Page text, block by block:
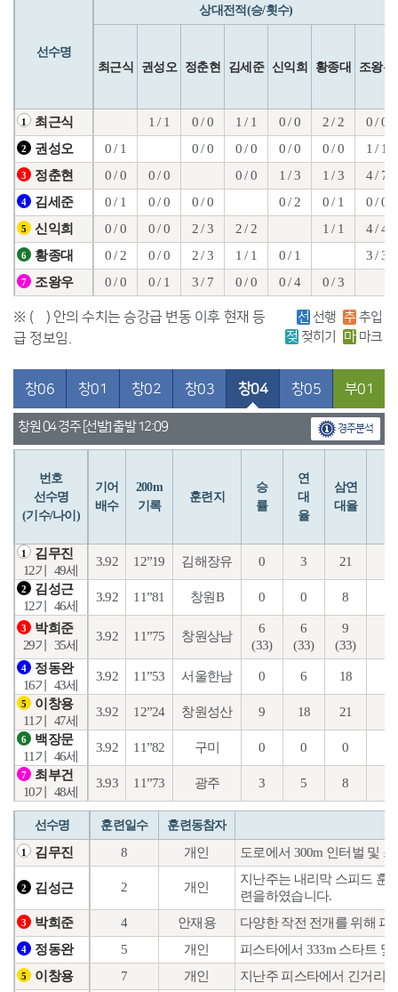
선수명
상대전적(승/횟수)
최근식 권성오 정춘현 김세준 신익희 황종대 조왕우
1 최근식 1 / 1 0 / 0 1 / 1 0 / 0 2 / 2 0 / 0
2 권성오 0 / 1 0 / 0 0 / 0 0 / 0 0 / 0 1 / 1
3 정춘현 0 / 0 0 / 0 0 / 0 1 / 3 1 / 3 4 / 7
4 김세준 0 / 1 0 / 0 0 / 0 0 / 2 0 / 1 0 / 0
5 신익희 0 / 0 0 / 0 2 / 3 2 / 2 1 / 1 4 / 4
6 황종대 0 / 2 0 / 0 2 / 3 1 / 1 0 / 1 3 / 3
7 조왕우 0 / 0 0 / 1 3 / 7 0 / 0 0 / 4 0 / 3
※ ( ) 안의 수치는 승강급 변동 이후 현재 등
급 정보임.
선 선행 추 추입
젖 젖히기 마 마크
창06 창01 창02 창03 창04 창05 부01
창원 04 경주 [선발] 출발 12:09 경주분석
번호
선수명
(기수/나이)
기어
배수
200m
기록
훈련지
승
률
연
대
율
삼연
대율
1
김무진
12기
49세
3.92 12”19 김해장유 0 3 21
2
김성근
12기
46세
3.92 11”81 창원B 0 0 8
3
박희준
29기
35세
3.92 11”75 창원상남
6
(33)
6
(33)
9
(33)
4
정동완
16기
43세
3.92 11”53 서울한남 0 6 18
5
이창용
11기
47세
3.92 12”24 창원성산 9 18 21
6
백장문
11기
46세
3.92 11”82 구미 0 0 0
7
최부건
10기
48세
3.93 11”73 광주 3 5 8
선수명 훈련일수 훈련동참자
1 김무진 8 개인 도로에서 300m 인터벌 및
2 김성근 2 개인
지난주는 내리막 스피드 훈
련을하였습니다.
3 박희준 4 안재용 다양한 작전 전개를 위해 피
4 정동완 5 개인 피스타에서 333m 스타트
5 이창용 7 개인 지난주 피스타에서 긴거리